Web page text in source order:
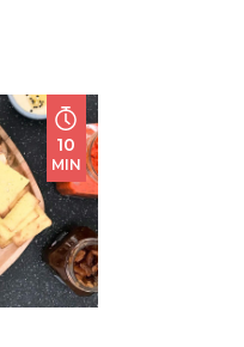
10
MIN